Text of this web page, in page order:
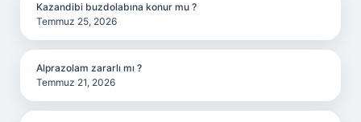
Kazandibi buzdolabına konur mu ?
Temmuz 25, 2026
Alprazolam zararlı mı ?
Temmuz 21, 2026